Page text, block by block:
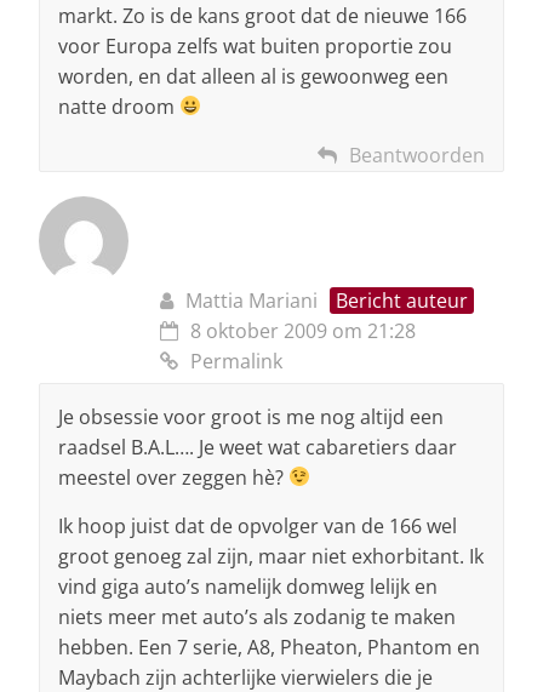
markt. Zo is de kans groot dat de nieuwe 166
voor Europa zelfs wat buiten proportie zou
worden, en dat alleen al is gewoonweg een
natte droom
Beantwoorden
Mattia Mariani
Bericht auteur
8 oktober 2009 om 21:28
Permalink
Je obsessie voor groot is me nog altijd een
raadsel B.A.L…. Je weet wat cabaretiers daar
meestel over zeggen hè?
Ik hoop juist dat de opvolger van de 166 wel
groot genoeg zal zijn, maar niet exhorbitant. Ik
vind giga auto’s namelijk domweg lelijk en
niets meer met auto’s als zodanig te maken
hebben. Een 7 serie, A8, Pheaton, Phantom en
Maybach zijn achterlijke vierwielers die je